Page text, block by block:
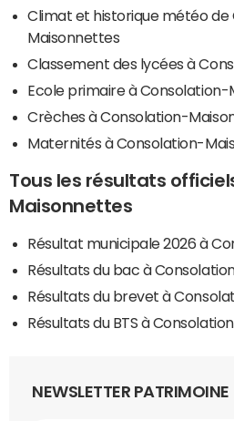
Climat et historique météo de
Maisonnettes
Classement des lycées à
Ecole primaire à Consolation-
Crèches à Consolation-
Maternités à Consolation-
Tous les résultats
Maisonnettes
Résultat municipale 2026 à
Résultats du bac à
Résultats du brevet à
Résultats du BTS à
NEWSLETTER PATRIMOINE